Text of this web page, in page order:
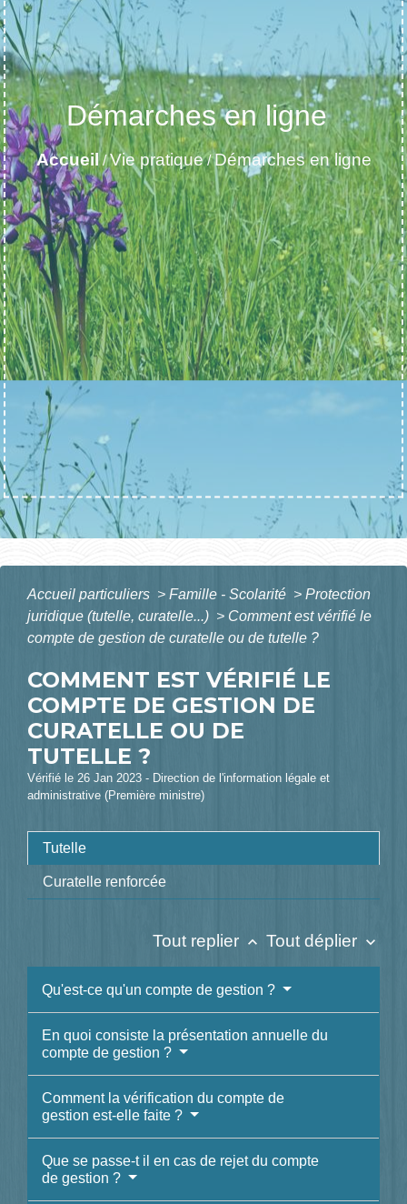
Démarches en ligne
Accueil/Vie pratique/Démarches en ligne
Accueil particuliers > Famille - Scolarité > Protection
juridique (tutelle, curatelle...) > Comment est vérifié le
compte de gestion de curatelle ou de tutelle ?
COMMENT EST VÉRIFIÉ LE
COMPTE DE GESTION DE
CURATELLE OU DE
TUTELLE ?
Vérifié le 26 Jan 2023 - Direction de l'information légale et
administrative (Première ministre)
Tutelle
Curatelle renforcée
Tout replier keyboard_arrow_up Tout déplier keyboard_arrow_down
Qu'est-ce qu'un compte de gestion ?
En quoi consiste la présentation annuelle du
compte de gestion ?
Comment la vérification du compte de
gestion est-elle faite ?
Que se passe-t il en cas de rejet du compte
de gestion ?